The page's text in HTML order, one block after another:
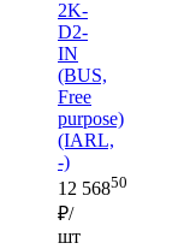
2K-
D2-
IN
(BUS,
Free
purpose)
(IARL,
-)
12 56850
₽/
шт